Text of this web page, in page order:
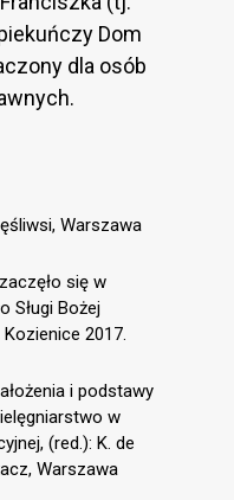
Dom
dla osób
Warszawa
się w
Sługi Bożej
2017.
i podstawy
w
(red.): K. de
Warszawa